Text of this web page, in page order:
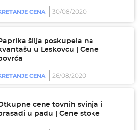
CENA 30/08/2020
Paprika šilja poskupela na
kvantašu u Leskovcu | Cene
CENA 26/08/2020
cene tovnih svinja i
u padu | Cene stoke